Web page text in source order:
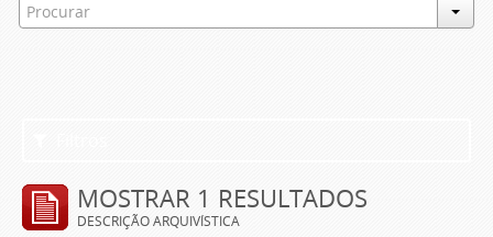
MOSTRAR 1 RESULTADOS
DESCRIÇÃO ARQUIVÍSTICA